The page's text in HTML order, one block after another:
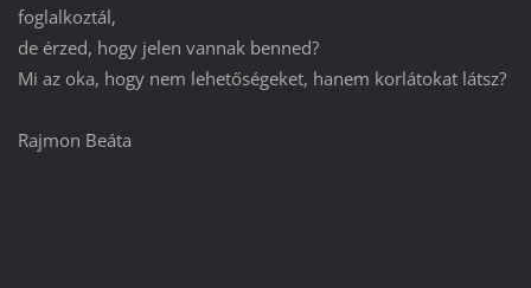
foglalkoztál,
de érzed, hogy jelen vannak benned?
Mi az oka, hogy nem lehetőségeket, hanem korlátokat látsz?
Rajmon Beáta